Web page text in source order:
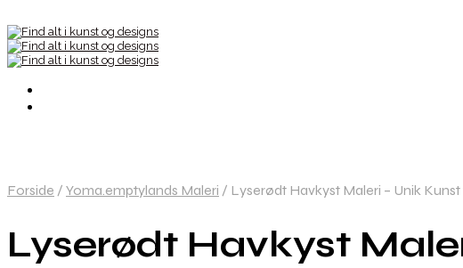
Forside / Yoma.emptylands Maleri / Lyserødt Havkyst Maleri – Unik
Lyserødt Havkyst